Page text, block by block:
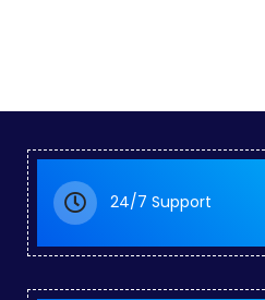
24/7 Support